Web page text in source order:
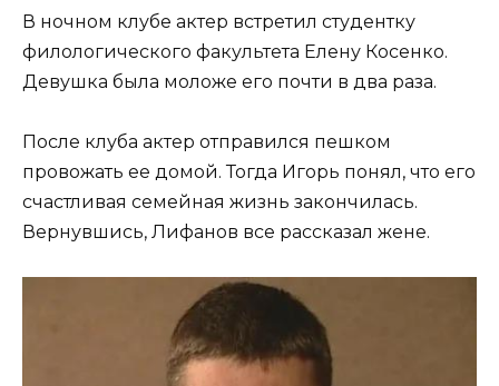
В ночном клубе актер встретил студентку
филологического факультета Елену Косенко.
Девушка была моложе его почти в два раза.
После клуба актер отправился пешком
провожать ее домой. Тогда Игорь понял, что его
счастливая семейная жизнь закончилась.
Вернувшись, Лифанов все рассказал жене.